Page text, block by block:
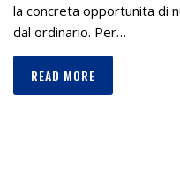
la concreta opportunita di
dal ordinario. Per…
READ MORE